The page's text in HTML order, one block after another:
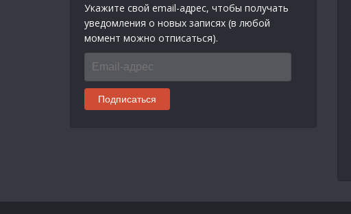
Укажите свой email-адрес, чтобы получать
уведомления о новых записях (в любой
момент можно отписаться).
адрес
Подписаться